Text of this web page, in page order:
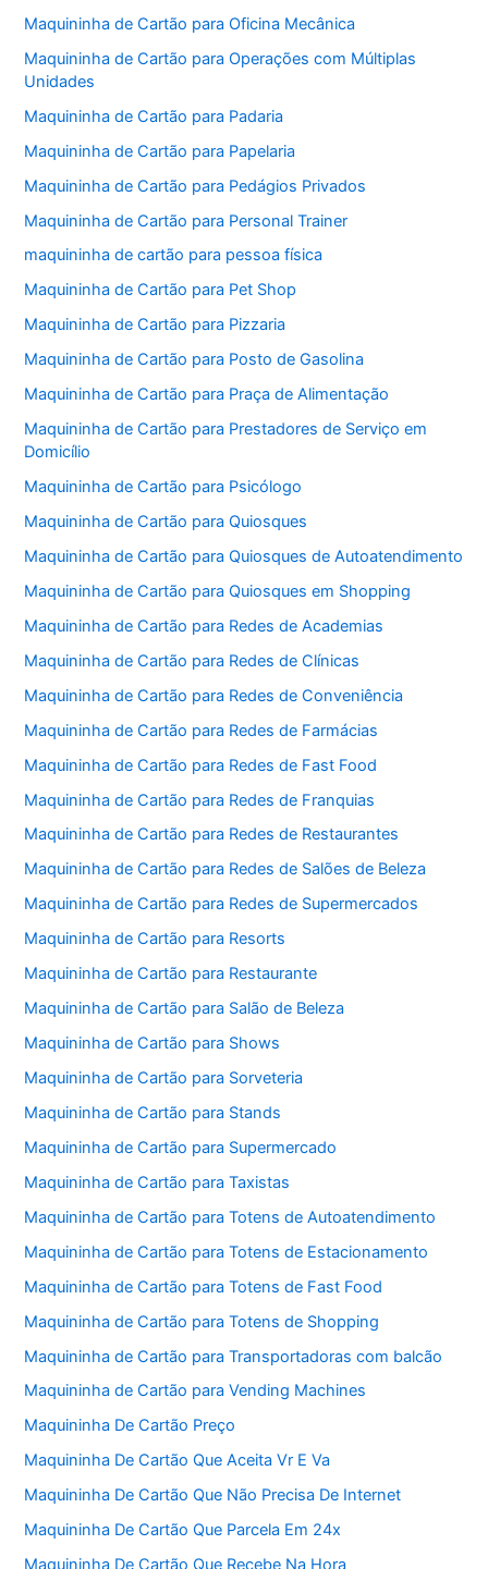
Maquininha de Cartão para Oficina Mecânica
Maquininha de Cartão para Operações com Múltiplas
Unidades
Maquininha de Cartão para Padaria
Maquininha de Cartão para Papelaria
Maquininha de Cartão para Pedágios Privados
Maquininha de Cartão para Personal Trainer
maquininha de cartão para pessoa física
Maquininha de Cartão para Pet Shop
Maquininha de Cartão para Pizzaria
Maquininha de Cartão para Posto de Gasolina
Maquininha de Cartão para Praça de Alimentação
Maquininha de Cartão para Prestadores de Serviço em
Domicílio
Maquininha de Cartão para Psicólogo
Maquininha de Cartão para Quiosques
Maquininha de Cartão para Quiosques de Autoatendimento
Maquininha de Cartão para Quiosques em Shopping
Maquininha de Cartão para Redes de Academias
Maquininha de Cartão para Redes de Clínicas
Maquininha de Cartão para Redes de Conveniência
Maquininha de Cartão para Redes de Farmácias
Maquininha de Cartão para Redes de Fast Food
Maquininha de Cartão para Redes de Franquias
Maquininha de Cartão para Redes de Restaurantes
Maquininha de Cartão para Redes de Salões de Beleza
Maquininha de Cartão para Redes de Supermercados
Maquininha de Cartão para Resorts
Maquininha de Cartão para Restaurante
Maquininha de Cartão para Salão de Beleza
Maquininha de Cartão para Shows
Maquininha de Cartão para Sorveteria
Maquininha de Cartão para Stands
Maquininha de Cartão para Supermercado
Maquininha de Cartão para Taxistas
Maquininha de Cartão para Totens de Autoatendimento
Maquininha de Cartão para Totens de Estacionamento
Maquininha de Cartão para Totens de Fast Food
Maquininha de Cartão para Totens de Shopping
Maquininha de Cartão para Transportadoras com balcão
Maquininha de Cartão para Vending Machines
Maquininha De Cartão Preço
Maquininha De Cartão Que Aceita Vr E Va
Maquininha De Cartão Que Não Precisa De Internet
Maquininha De Cartão Que Parcela Em 24x
Maquininha De Cartão Que Recebe Na Hora